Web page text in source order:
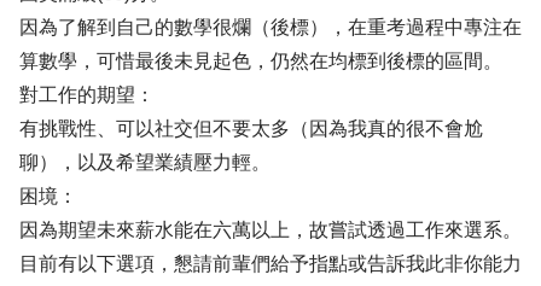
因為了解到自己的數學很爛（後標），在重考過程中專注在
算數學，可惜最後未見起色，仍然在均標到後標的區間。
對工作的期望：
有挑戰性、可以社交但不要太多（因為我真的很不會尬
聊），以及希望業績壓力輕。
困境：
因為期望未來薪水能在六萬以上，故嘗試透過工作來選系。
目前有以下選項，懇請前輩們給予指點或告訴我此非你能力